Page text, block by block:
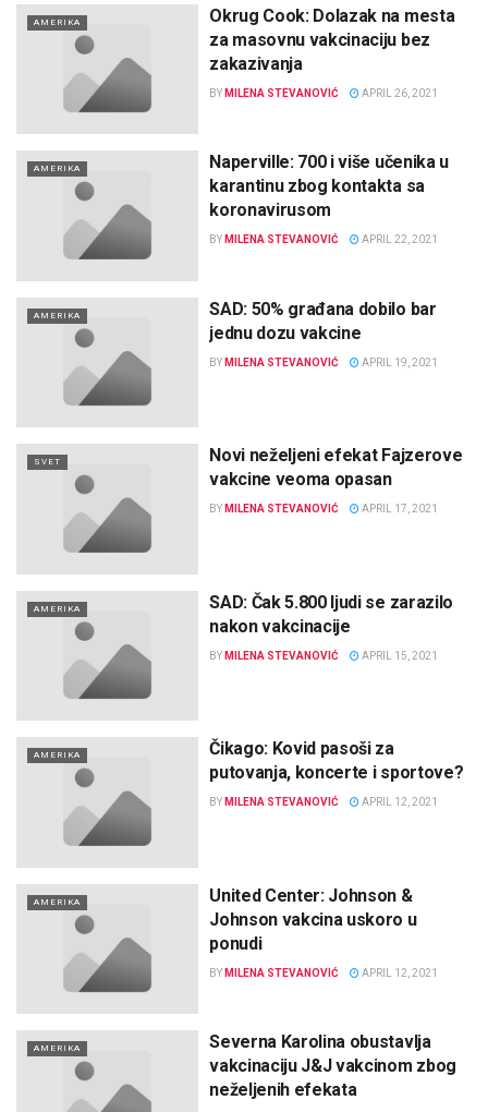
AMERIKA
Okrug Cook: Dolazak na mesta
za masovnu vakcinaciju bez
zakazivanja
BY MILENA STEVANOVIĆ APRIL 26, 2021
AMERIKA
Naperville: 700 i više učenika u
karantinu zbog kontakta sa
koronavirusom
BY MILENA STEVANOVIĆ APRIL 22, 2021
AMERIKA
SAD: 50% građana dobilo bar
jednu dozu vakcine
BY MILENA STEVANOVIĆ APRIL 19, 2021
SVET
Novi neželjeni efekat Fajzerove
vakcine veoma opasan
BY MILENA STEVANOVIĆ APRIL 17, 2021
AMERIKA
SAD: Čak 5.800 ljudi se zarazilo
nakon vakcinacije
BY MILENA STEVANOVIĆ APRIL 15, 2021
AMERIKA
Čikago: Kovid pasoši za
putovanja, koncerte i sportove?
BY MILENA STEVANOVIĆ APRIL 12, 2021
AMERIKA
United Center: Johnson &
Johnson vakcina uskoro u
ponudi
BY MILENA STEVANOVIĆ APRIL 12, 2021
AMERIKA
Severna Karolina obustavlja
vakcinaciju J&J vakcinom zbog
neželjenih efekata